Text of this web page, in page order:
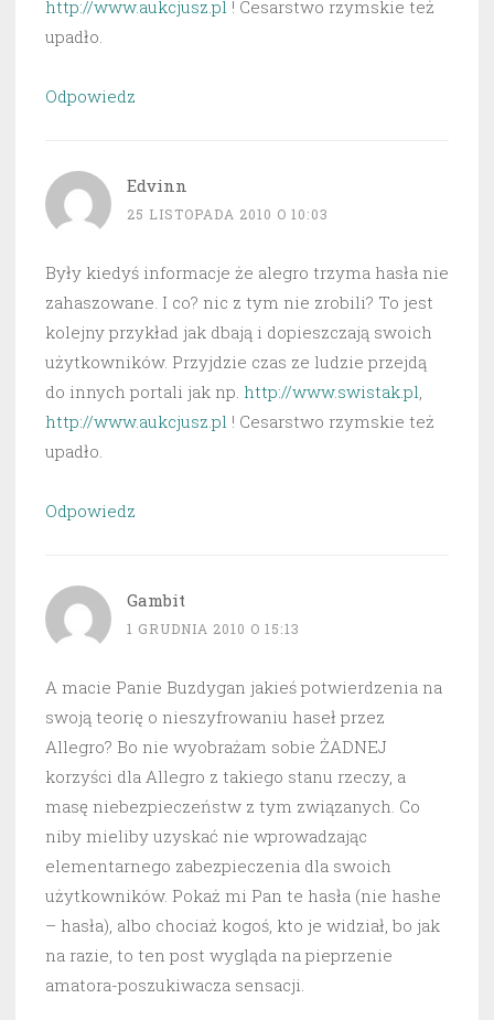
http://www.aukcjusz.pl ! Cesarstwo rzymskie też
upadło.
Odpowiedz
Edvinn
25 LISTOPADA 2010 O 10:03
Były kiedyś informacje że alegro trzyma hasła nie
zahaszowane. I co? nic z tym nie zrobili? To jest
kolejny przykład jak dbają i dopieszczają swoich
użytkowników. Przyjdzie czas ze ludzie przejdą
do innych portali jak np. http://www.swistak.pl,
http://www.aukcjusz.pl ! Cesarstwo rzymskie też
upadło.
Odpowiedz
Gambit
1 GRUDNIA 2010 O 15:13
A macie Panie Buzdygan jakieś potwierdzenia na
swoją teorię o nieszyfrowaniu haseł przez
Allegro? Bo nie wyobrażam sobie ŻADNEJ
korzyści dla Allegro z takiego stanu rzeczy, a
masę niebezpieczeństw z tym związanych. Co
niby mieliby uzyskać nie wprowadzając
elementarnego zabezpieczenia dla swoich
użytkowników. Pokaż mi Pan te hasła (nie hashe
– hasła), albo chociaż kogoś, kto je widział, bo jak
na razie, to ten post wygląda na pieprzenie
amatora-poszukiwacza sensacji.